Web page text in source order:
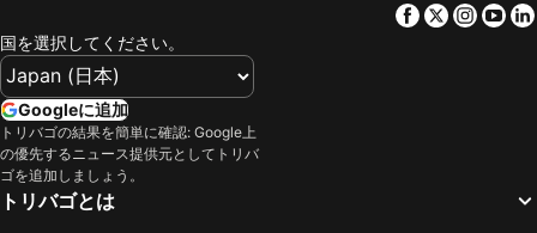
Facebook
Twitter
国を選択してください。
Googleに追加
トリバゴの結果を簡単に確認: Google上
の優先するニュース提供元としてトリバ
ゴを追加しましょう。
トリバゴとは